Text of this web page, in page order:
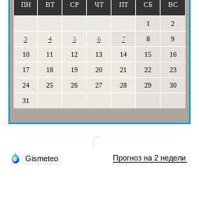
ПН ВТ СР ЧТ ПТ СБ ВС
1
2
3
4 5 6 7 8
9
10
11 12 13 14 15
16
17
18 19 20 21 22
23
24
25 26 27 28 29
30
31